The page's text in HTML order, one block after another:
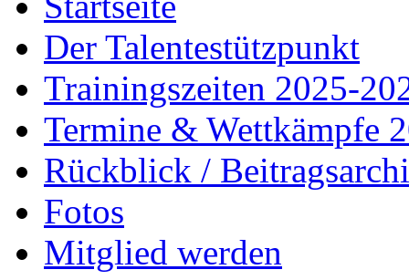
Der Talentestützpunkt
Trainingszeiten 2025-
Termine & Wettkämpfe
Rückblick /
Fotos
Mitglied werden